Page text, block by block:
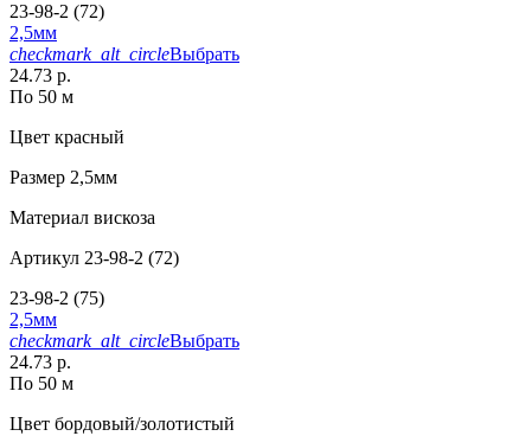
23-98-2 (72)
2,5мм
checkmark_alt_circleВыбрать
24.73 р.
По 50 м
Цвет красный
Размер 2,5мм
Материал вискоза
Артикул 23-98-2 (72)
23-98-2 (75)
2,5мм
checkmark_alt_circleВыбрать
24.73 р.
По 50 м
Цвет бордовый/золотистый